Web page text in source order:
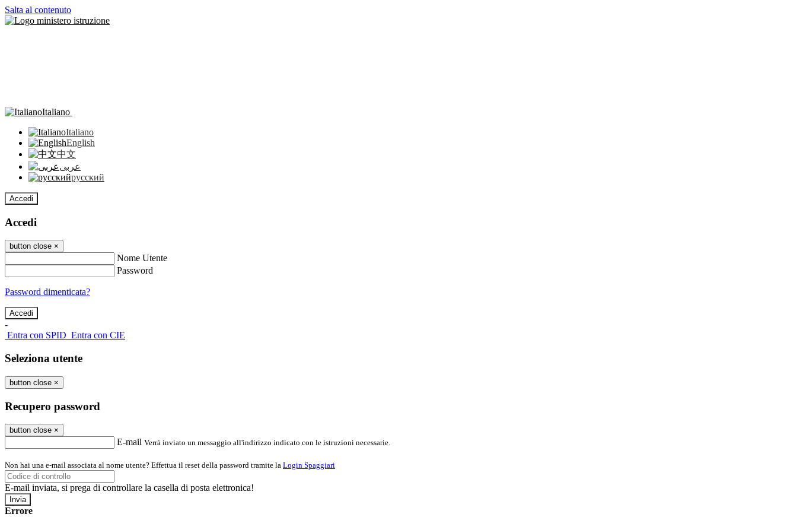
Salta al contenuto
Italiano
Italiano
English
中文
عربى
русский
Accedi
Accedi
button close ×
Nome Utente
Password
Password dimenticata?
-
Entra con SPID Entra con CIE
Seleziona utente
button close ×
Recupero password
button close ×
E-mail Verrà inviato un messaggio all'indirizzo indicato con le istruzioni necessarie.
Non hai una e-mail associata al nome utente? Effettua il reset della password tramite la Login Spaggiari
E-mail inviata, si prega di controllare la casella di posta elettronica!
Errore